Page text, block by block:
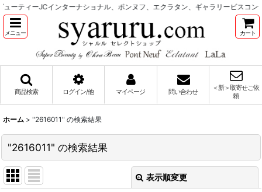
ーティーJCインターナショナル、ポンヌフ、エクラタン、ギャラリービスコン
メニュー カート
商品検索 ログイン/他 マイページ 問い合わせ
＜新＞取寄せご依
頼
ホーム > "2616011" の検索結果
"2616011" の検索結果
表示順変更